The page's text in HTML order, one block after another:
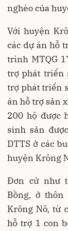
nghèo của
Với huyện
các dự án hỗ
trình MTQG
trợ phát triển
trợ phát triển
án hỗ trợ sản
200 hộ được
sinh sản
DTTS ở các
huyện Krông
Đơn cử như
Bồng, ở
Krông Nô, từ
hỗ trợ 1 con